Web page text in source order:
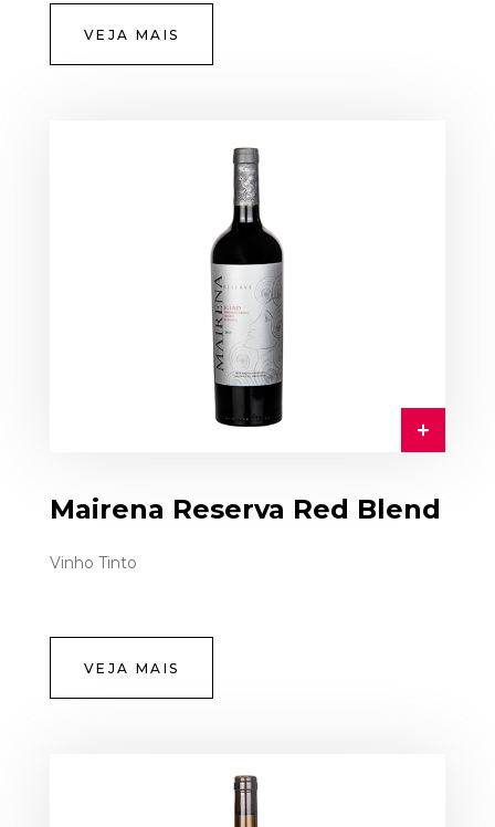
VEJA MAIS
Mairena Reserva Red Blend
Vinho Tinto
VEJA MAIS